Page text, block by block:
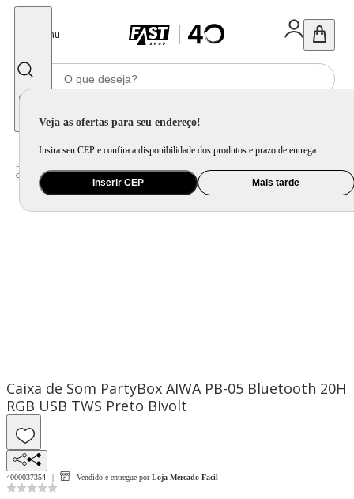
Menu
Veja as ofertas para seu endereço!
Insira seu CEP e confira a disponibilidade dos produtos e prazo de entrega.
Inserir CEP Mais tarde
Home
Caixa de Som PartyBox AIWA PB-05 Bluetooth 20H RGB USB TWS Preto
Caixa de Som PartyBox AIWA PB-05 Bluetooth 20H
RGB USB TWS Preto Bivolt
4000037354 Vendido e entregue por Loja Mercado Facil